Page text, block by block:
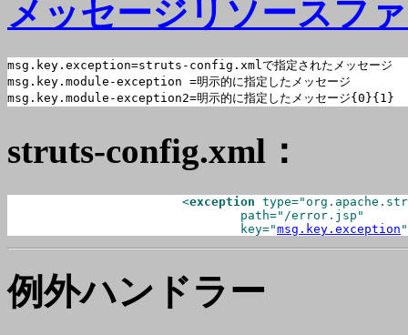
メッセージリソースフ
msg.key.exception
msg.key.module-exception
msg.key.module-exception2=明示的に指定したメッセージ{0}{1}
struts-config.xml：
			<
exception
				key="
msg.key.exception
例外ハンドラー